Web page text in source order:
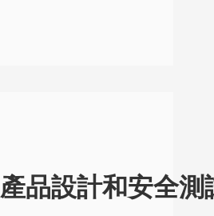
產品設計和安全測